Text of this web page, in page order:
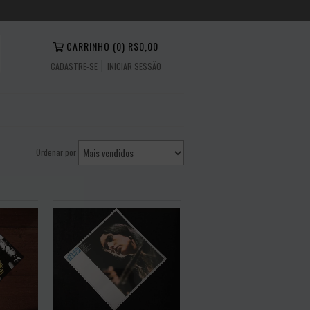
CARRINHO (0) R$0,00
CADASTRE-SE INICIAR SESSÃO
Ordenar por